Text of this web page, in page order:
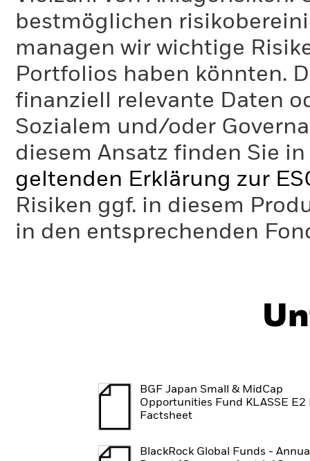
bestmöglichen
managen wir wichtige
Portfolios haben könnten.
finanziell relevante Daten
Sozialem und/oder
diesem Ansatz finden Sie
geltenden Erklärung zur
Risiken ggf. in diesem
in den entsprechenden
BGF Japan Small & MidCap
Opportunities Fund KLASSE E2
Factsheet
BlackRock Global Funds -